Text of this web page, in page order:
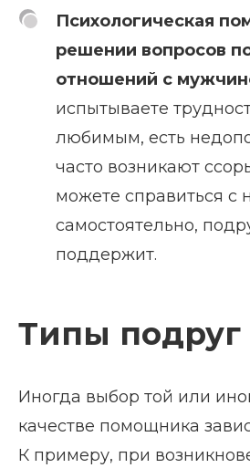
Психологическая
решении вопросов
отношений с
испытываете
любимым, есть
часто возникают
можете справиться с
самостоятельно,
поддержит.
Типы подруг
Иногда выбор той или
качестве помощника
К примеру, при